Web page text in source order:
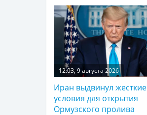
12:03, 9 августа 2026
Иран выдвинул жесткие
условия для открытия
Ормузского пролива